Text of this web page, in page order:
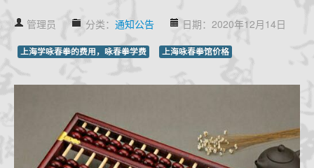
新闻旧闻
武林掌故
视频课堂
咏春拳经
管理员 分类： 通知公告 日期：2020年12月14日
上海学咏春拳的费用，咏春拳学费 上海咏春拳馆价格